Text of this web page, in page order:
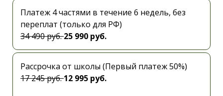
Платеж 4 частями в течение 6 недель, без
переплат (только для РФ)
34 490 руб.25 990 руб.
Рассрочка от школы (Первый платеж 50%)
17 245 руб.12 995 руб.